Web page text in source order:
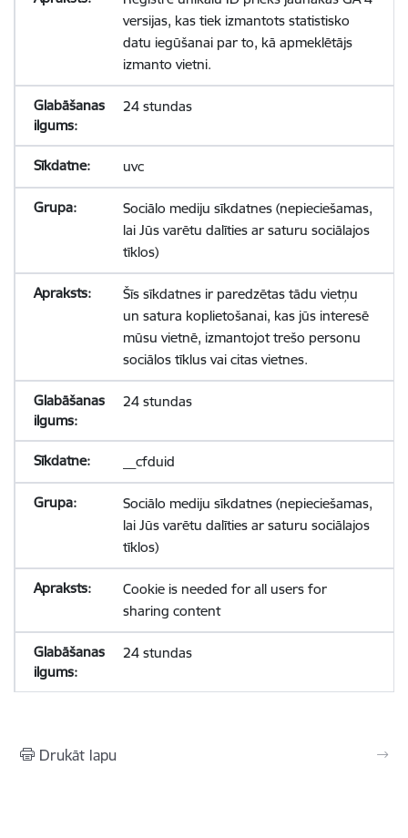
versijas, kas tiek izmantots statistisko
datu iegūšanai par to, kā apmeklētājs
izmanto vietni.
24 stundas
uvc
Sociālo mediju sīkdatnes (nepieciešamas,
lai Jūs varētu dalīties ar saturu sociālajos
tīklos)
Šīs sīkdatnes ir paredzētas tādu vietņu
un satura koplietošanai, kas jūs interesē
mūsu vietnē, izmantojot trešo personu
sociālos tīklus vai citas vietnes.
24 stundas
__cfduid
Sociālo mediju sīkdatnes (nepieciešamas,
lai Jūs varētu dalīties ar saturu sociālajos
tīklos)
Cookie is needed for all users for
sharing content
24 stundas
Drukāt lapu